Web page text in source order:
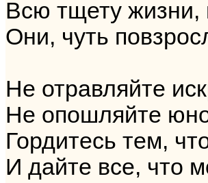
Всю тщету жизни,
Они, чуть
Не отравляйте
Не опошляйте
Гордитесь тем,
И дайте все, что